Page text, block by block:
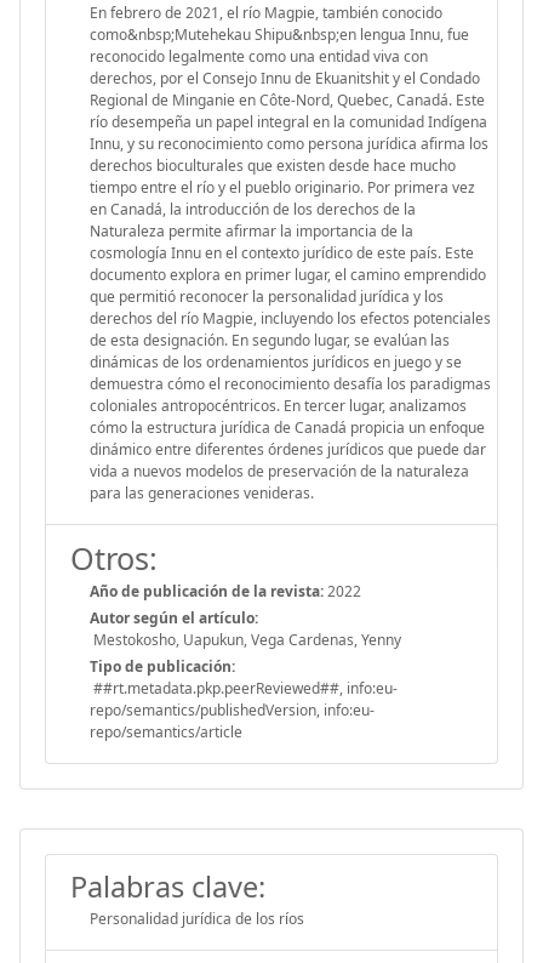
En febrero de 2021, el río Magpie, también conocido
como&nbsp;Mutehekau Shipu&nbsp;en lengua Innu, fue
reconocido legalmente como una entidad viva con
derechos, por el Consejo Innu de Ekuanitshit y el Condado
Regional de Minganie en Côte-Nord, Quebec, Canadá. Este
río desempeña un papel integral en la comunidad Indígena
Innu, y su reconocimiento como persona jurídica afirma los
derechos bioculturales que existen desde hace mucho
tiempo entre el río y el pueblo originario. Por primera vez
en Canadá, la introducción de los derechos de la
Naturaleza permite afirmar la importancia de la
cosmología Innu en el contexto jurídico de este país. Este
documento explora en primer lugar, el camino emprendido
que permitió reconocer la personalidad jurídica y los
derechos del río Magpie, incluyendo los efectos potenciales
de esta designación. En segundo lugar, se evalúan las
dinámicas de los ordenamientos jurídicos en juego y se
demuestra cómo el reconocimiento desafía los paradigmas
coloniales antropocéntricos. En tercer lugar, analizamos
cómo la estructura jurídica de Canadá propicia un enfoque
dinámico entre diferentes órdenes jurídicos que puede dar
vida a nuevos modelos de preservación de la naturaleza
para las generaciones venideras.
Otros:
Año de publicación de la revista:2022
Autor según el artículo:
Mestokosho, Uapukun, Vega Cardenas, Yenny
Tipo de publicación:
##rt.metadata.pkp.peerReviewed##, info:eu-
repo/semantics/publishedVersion, info:eu-
repo/semantics/article
Palabras clave:
Personalidad jurídica de los ríos